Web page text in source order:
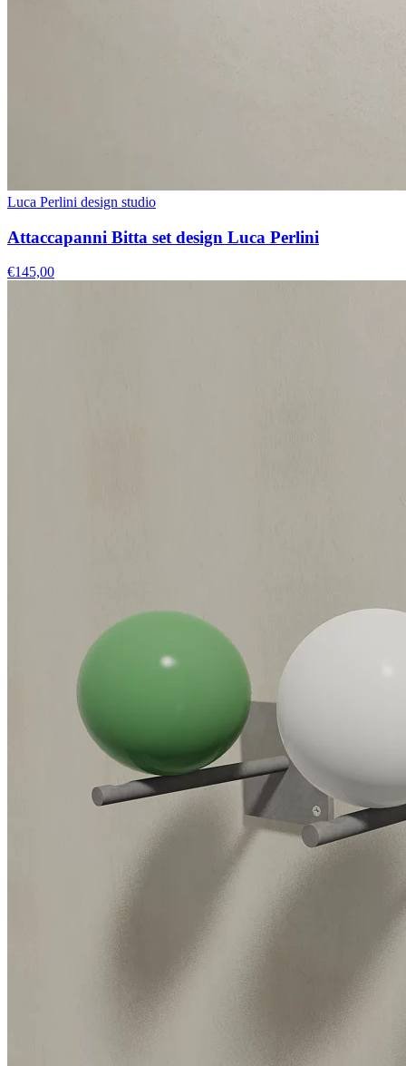
Luca Perlini design studio
Attaccapanni Bitta set design Luca Perlini
€145,00